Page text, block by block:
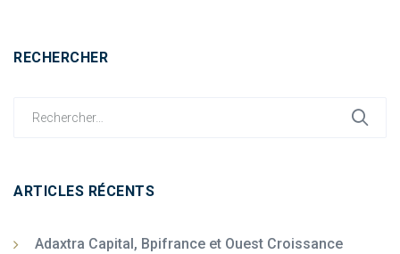
RECHERCHER
Search
ARTICLES RÉCENTS
Adaxtra Capital, Bpifrance et Ouest Croissance